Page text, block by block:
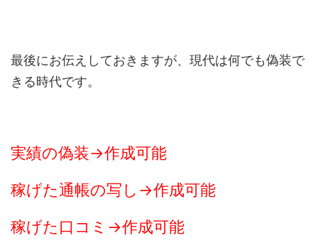
最後にお伝えしておきますが、現代は何でも偽装で
きる時代です。
実績の偽装→作成可能
稼げた通帳の写し→作成可能
稼げた口コミ→作成可能